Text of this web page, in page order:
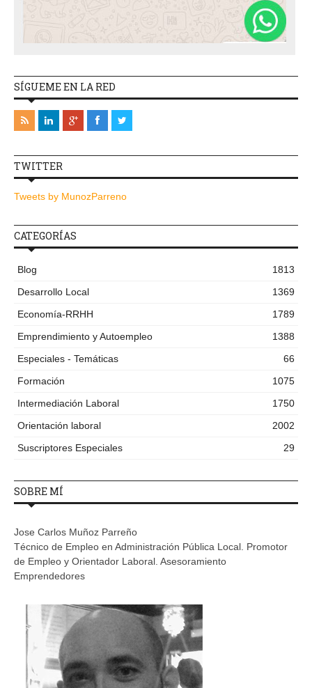
SÍGUEME EN LA RED
TWITTER
Tweets by MunozParreno
CATEGORÍAS
Blog
1813
Desarrollo Local
1369
Economía-RRHH
1789
Emprendimiento y Autoempleo
1388
Especiales - Temáticas
66
Formación
1075
Intermediación Laboral
1750
Orientación laboral
2002
Suscriptores Especiales
29
SOBRE MÍ
Jose Carlos Muñoz Parreño
Técnico de Empleo en Administración Pública Local. Promotor
de Empleo y Orientador Laboral. Asesoramiento
Emprendedores